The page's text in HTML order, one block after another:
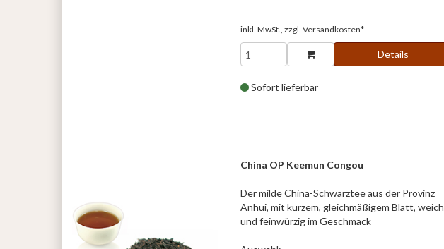
inkl. MwSt., zzgl. Versandkosten*
Details
Sofort lieferbar
China OP Keemun Congou
Der milde China-Schwarztee aus der Provinz
Anhui, mit kurzem, gleichmäßigem Blatt, weich
und feinwürzig im Geschmack